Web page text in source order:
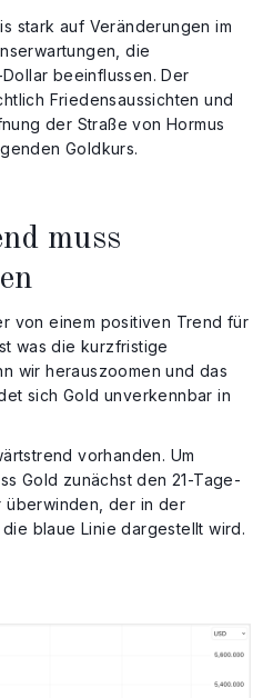
stark auf Veränderungen im
die
beeinflussen. Der
Friedensaussichten und
der Straße von Hormus
Goldkurs.
muss
von einem positiven Trend für
was die kurzfristige
wir herauszoomen und das
sich Gold unverkennbar in
vorhanden. Um
Gold zunächst den 21-Tage-
überwinden, der in der
blaue Linie dargestellt wird.